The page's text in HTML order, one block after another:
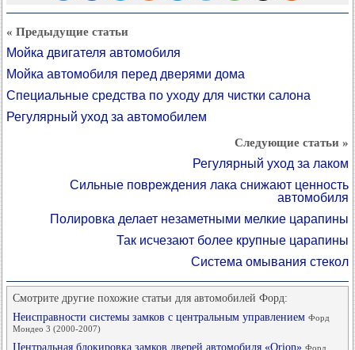
« Предыдущие статьи
Мойка двигателя автомобиля
Мойка автомобиля перед дверями дома
Специальные средства по уходу для чистки салона
Регулярный уход за автомобилем
Следующие статьи »
Регулярный уход за лаком
Сильные повреждения лака снижают ценность
автомобиля
Полировка делает незаметными мелкие царапины
Так исчезают более крупные царапины
Система омывания стекол
Смотрите другие похожие статьи для автомобилей Форд:
Неисправности системы замков с центральным управлением Форд
Мондео 3 (2000-2007)
Центральная блокировка замков дверей автомобиля «Orion» Форд